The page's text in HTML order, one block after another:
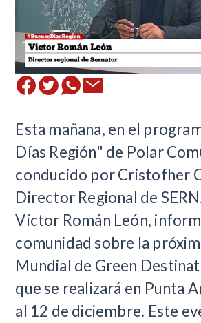
​Esta mañana, en el
Días Región" de Polar
conducido por Cristofher
Director Regional de
Víctor Román León,
comunidad sobre la
Mundial de Green
que se realizará en Punta
al 12 de diciembre. Este